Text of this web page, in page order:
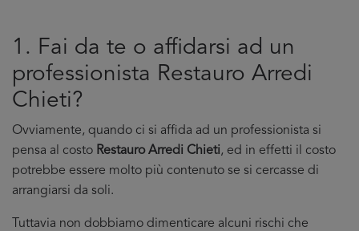
1. Fai da te o affidarsi ad un
professionista Restauro Arredi
Chieti?
Ovviamente, quando ci si affida ad un professionista si
pensa al costo Restauro Arredi Chieti, ed in effetti il costo
potrebbe essere molto più contenuto se si cercasse di
arrangiarsi da soli.
Tuttavia non dobbiamo dimenticare alcuni rischi che